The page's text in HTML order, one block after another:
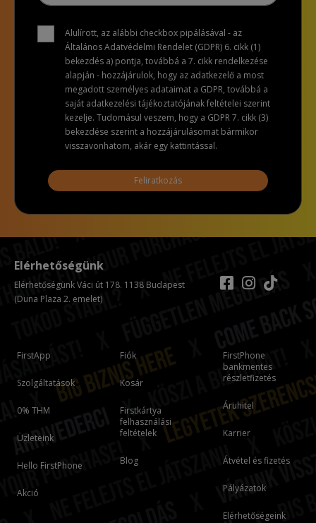
Alulírott, az alábbi checkbox pipálásával - az
Általános Adatvédelmi Rendelet (GDPR) 6. cikk (1)
bekezdés a) pontja, továbbá a 7. cikk rendelkezése
alapján - hozzájárulok, hogy az adatkezelő a most
megadott személyes adataimat a GDPR, továbbá a
saját adatkezelési tájékoztatójának feltételei szerint
kezelje. Tudomásul veszem, hogy a GDPR 7. cikk (3)
bekezdése szerint a hozzájárulásomat bármikor
visszavonhatom, akár egy kattintással.
Feliratkozás
FirstApp
Szolgáltatások
0% THM
Üzleteink
Hello FirstPhone
Akció
Fiók
Kosár
Firstkártya
felhasználási
feltételek
Blog
FirstPhone
bankmentes
részletfizetés
Áruhitel
Karrier
Átvétel és fizetés
Pályázatok
Elérhetőségeink
Elérhetőségünk
Elérhetőségünk Váci út 178. 1138 Budapest
(Duna Plaza 2. emelet)